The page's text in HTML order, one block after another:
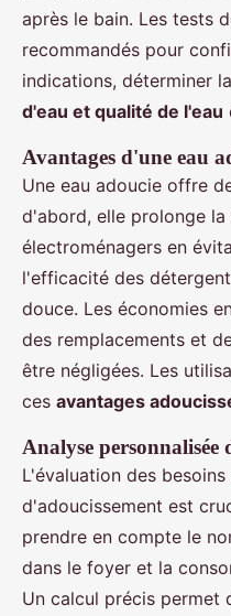
après le bain. Les tests
recommandés pour
indications, déterminer
d'eau et qualité de l'eau
Avantages d'une eau
Une eau adoucie offre
d'abord, elle prolonge
électroménagers en
l'efficacité des
douce. Les économies
des remplacements et
être négligées. Les
ces avantages
Analyse personnalisée
L'évaluation des
d'adoucissement est
prendre en compte le
dans le foyer et la
Un calcul précis permet